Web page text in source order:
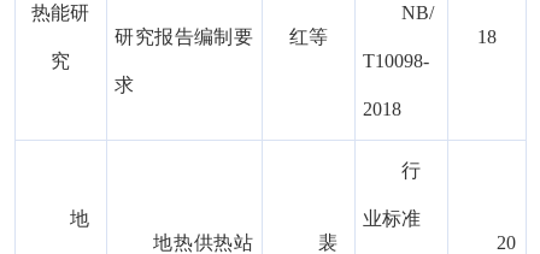
热能研
究
研究报告编制要
求
红等
NB/
T10098-
2018
18
地
地热供热站 裴
行
业标准
20